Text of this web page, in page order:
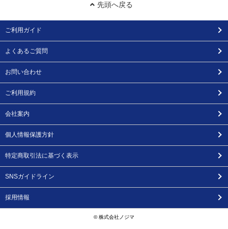
先頭へ戻る
ご利用ガイド
よくあるご質問
お問い合わせ
ご利用規約
会社案内
個人情報保護方針
特定商取引法に基づく表示
SNSガイドライン
採用情報
© 株式会社ノジマ